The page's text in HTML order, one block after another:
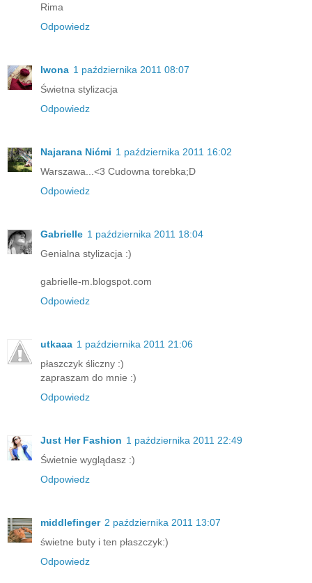
Rima
Odpowiedz
Iwona 1 października 2011 08:07
Świetna stylizacja
Odpowiedz
Najarana Nićmi 1 października 2011 16:02
Warszawa...<3 Cudowna torebka;D
Odpowiedz
Gabrielle 1 października 2011 18:04
Genialna stylizacja :)
gabrielle-m.blogspot.com
Odpowiedz
utkaaa 1 października 2011 21:06
płaszczyk śliczny :)
zapraszam do mnie :)
Odpowiedz
Just Her Fashion 1 października 2011 22:49
Świetnie wyglądasz :)
Odpowiedz
middlefinger 2 października 2011 13:07
świetne buty i ten płaszczyk:)
Odpowiedz